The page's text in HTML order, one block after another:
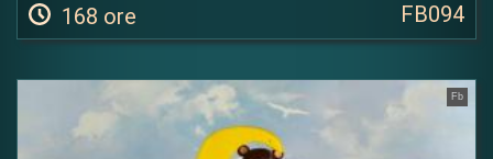
168 ore FB094
Fb